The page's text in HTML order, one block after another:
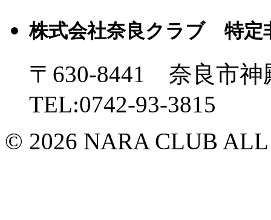
株式会社奈良クラブ 特定
〒630-8441 奈良市
TEL:0742-93-3815
© 2026 NARA CLUB ALL